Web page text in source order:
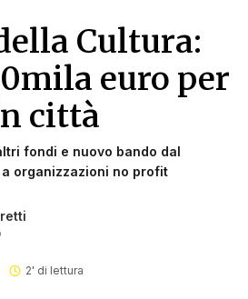
Cultura:
euro per
città
fondi e nuovo bando dal
organizzazioni no profit
2' di lettura